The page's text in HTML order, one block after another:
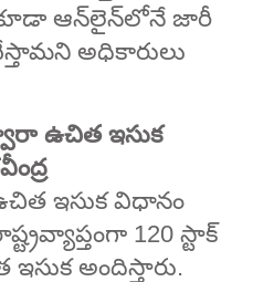
ఆన్‌లైన్‌లోనే జారీ
అధికారులు
ఉచిత ఇసుక
ఇసుక విధానం
120 స్టాక్
అందిస్తారు.